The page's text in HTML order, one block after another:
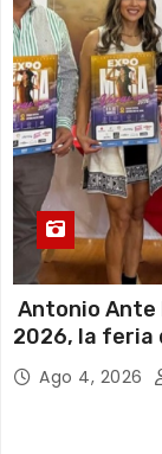
Antonio Ante
2026, la feria
importante
Ago 4, 2026